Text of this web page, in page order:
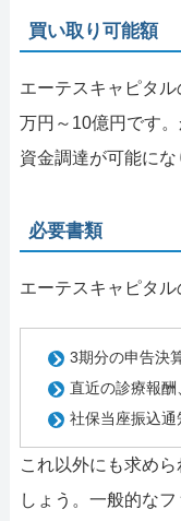
買い取り可能額
エーテスキャピタ
万円～10億円です
資金調達が可能にな
必要書類
エーテスキャピタル
3期分の申告決
直近の診療報
社保当座振込通
これ以外にも求め
しょう。一般的な